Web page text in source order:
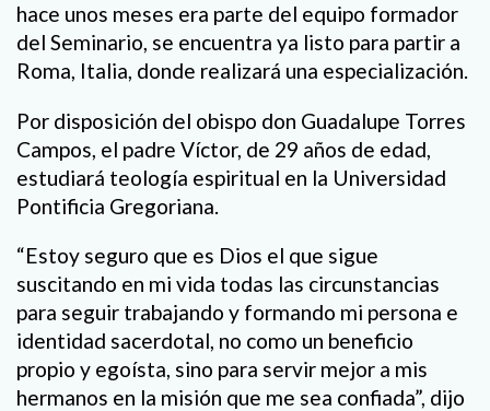
hace unos meses era parte del equipo formador
del Seminario, se encuentra ya listo para partir a
Roma, Italia, donde realizará una especialización.
Por disposición del obispo don Guadalupe Torres
Campos, el padre Víctor, de 29 años de edad,
estudiará teología espiritual en la Universidad
Pontificia Gregoriana.
“Estoy seguro que es Dios el que sigue
suscitando en mi vida todas las circunstancias
para seguir trabajando y formando mi persona e
identidad sacerdotal, no como un beneficio
propio y egoísta, sino para servir mejor a mis
hermanos en la misión que me sea confiada”, dijo